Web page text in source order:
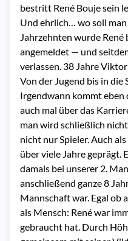
bestritt René Bouje sein
Und ehrlich… wo soll
Jahrzehnten wurde
angemeldet — und
verlassen. 38 Jahre
Von der Jugend bis in
Irgendwann kommt eben
auch mal über das
man wird schließlich
nicht nur Spieler. Auch
über viele Jahre geprägt.
damals bei unserer 2.
anschließend ganze 8
Mannschaft war. Egal ob
als Mensch: René war
gebraucht hat. Durch